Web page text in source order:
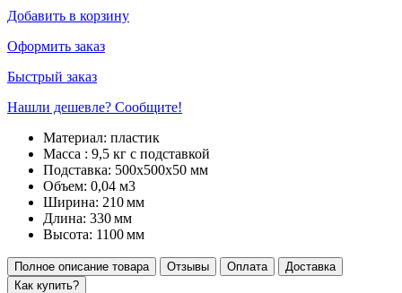
Добавить в корзину
Оформить заказ
Быстрый заказ
Нашли дешевле? Сообщите!
Материал: пластик
Масса : 9,5 кг с подставкой
Подставка: 500х500х50 мм
Объем: 0,04 м3
Ширина: 210мм
Длина: 330мм
Высота: 1100мм
Полное описание товара Отзывы Оплата
Доставка
Как купить?